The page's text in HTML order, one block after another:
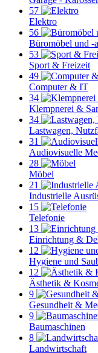
57
Elektro
56
Büromöbel und -
53
Sport & Freizeit
49
Computer & IT
34
Klempnerei &
34
Lastwagen,
31
Audiovisuelle
28
Möbel
21
Industrielle
15
Telefonie
13
Einrichtung &
12
Hygiene und
12
Ästhetik &
9
Gesundheit &
9
Baumaschinen
8
Landwirtschaft